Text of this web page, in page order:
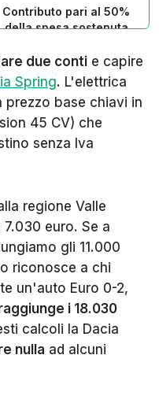
Contributo pari al 50%
della spesa sostenuta
massima di 9.000
euro per persone con più
di 35 anni e 12.700 per
persone con meno di 35
anni.
Persone fisiche
due conti e capire
Spring. L'elettrica
prezzo base chiavi in
45 CV) che
senza Iva
regione Valle
euro. Se a
gli 11.000
riconosce a chi
un'auto Euro 0-2,
i 18.030
calcoli la Dacia
nulla ad alcuni